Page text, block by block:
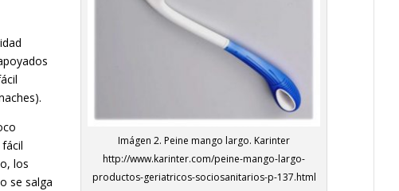
Imágen 2. Peine mango largo. Karinter
http://www.karinter.com/peine-mango-largo-
productos-geriatricos-sociosanitarios-p-137.html
los
se salga